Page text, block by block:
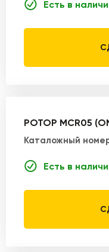
Есть в
РОТОР MCR05
Каталожный
Есть в